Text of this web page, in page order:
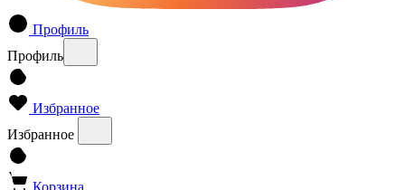
Профиль
Профиль
Избранное
Избранное